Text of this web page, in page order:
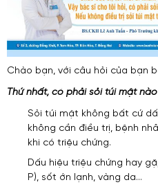
Chào bạn, với câu hỏi của bạn
Thứ nhất, có phải sỏi túi mật
Sỏi túi mật không bất cứ
không cần điều trị, bệnh
khi có triệu chứng.
Dấu hiệu triệu chứng hay
P), sốt ớn lạnh, vàng da…